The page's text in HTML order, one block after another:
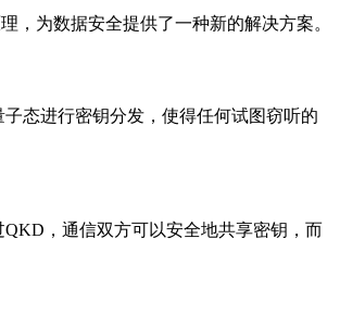
，为数据安全提供了一种新的解决方案。
态进行密钥分发，使得任何试图窃听的
，通信双方可以安全地共享密钥，而